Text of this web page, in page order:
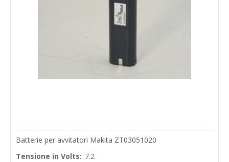
Batterie per avvitatori Makita ZT03051020
Tensione in Volts: 7.2